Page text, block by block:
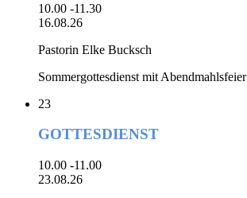
10.00 -11.30
16.08.26
Pastorin Elke Bucksch
Sommergottesdienst mit Abendmahlsfeier
23
GOTTESDIENST
10.00 -11.00
23.08.26